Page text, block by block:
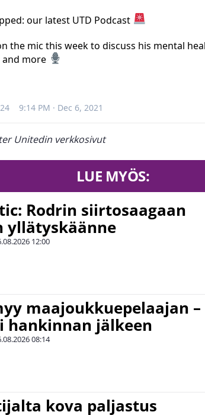
our latest UTD Podcast
the mic this week to discuss his mental
more
24 9:14 PM · Dec 6, 2021
Unitedin verkkosivut
LUE MYÖS:
Rodrin siirtosaagaan
yllätyskäänne
12:00
maajoukkuepelaajan –
hankinnan jälkeen
08:14
kova paljastus